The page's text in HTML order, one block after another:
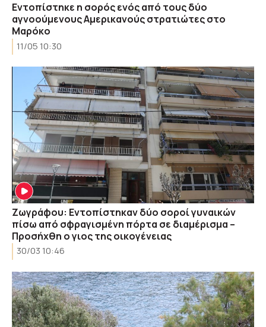
Εντοπίστηκε η σορός ενός από τους δύο
αγνοούμενους Αμερικανούς στρατιώτες στο
Μαρόκο
11/05 10:30
Ζωγράφου: Εντοπίστηκαν δύο σοροί γυναικών
πίσω από σφραγισμένη πόρτα σε διαμέρισμα –
Προσήχθη ο γιος της οικογένειας
30/03 10:46